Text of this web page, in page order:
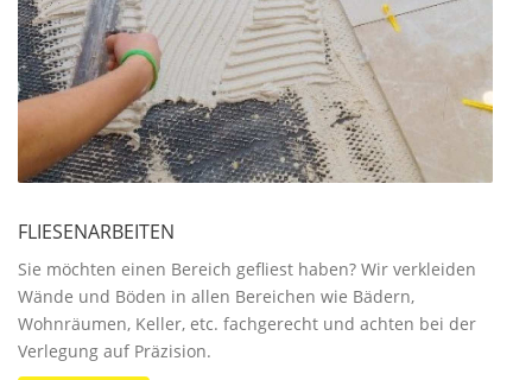
FLIESENARBEITEN
Sie möchten einen Bereich gefliest haben? Wir verkleiden
Wände und Böden in allen Bereichen wie Bädern,
Wohnräumen, Keller, etc. fachgerecht und achten bei der
Verlegung auf Präzision.